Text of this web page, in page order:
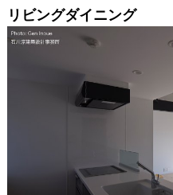
リビングダイニング